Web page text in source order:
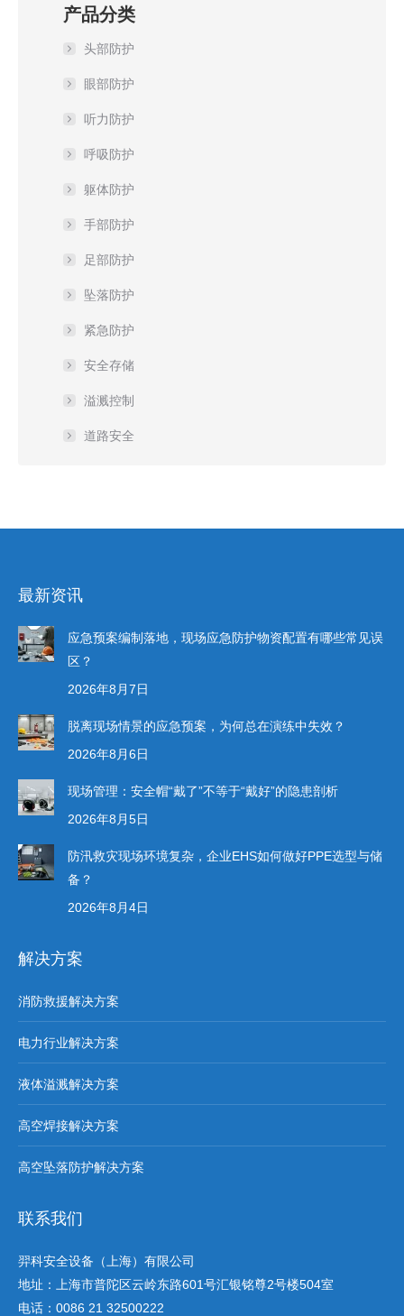
产品分类
头部防护
眼部防护
听力防护
呼吸防护
躯体防护
手部防护
足部防护
坠落防护
紧急防护
安全存储
溢溅控制
道路安全
最新资讯
应急预案编制落地，现场应急防护物资配置有哪些常见误
区？
2026年8月7日
脱离现场情景的应急预案，为何总在演练中失效？
2026年8月6日
现场管理：安全帽“戴了”不等于“戴好”的隐患剖析
2026年8月5日
防汛救灾现场环境复杂，企业EHS如何做好PPE选型与储
备？
2026年8月4日
解决方案
消防救援解决方案
电力行业解决方案
液体溢溅解决方案
高空焊接解决方案
高空坠落防护解决方案
联系我们
羿科安全设备（上海）有限公司
地址：上海市普陀区云岭东路601号汇银铭尊2号楼504室
电话：0086 21 32500222